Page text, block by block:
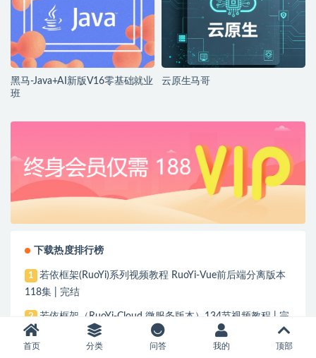
黑马-Java+AI新版V16零基础就业
班
云原生马哥
下载热度排行榜
1
若依框架(RuoYi)系列视频教程 RuoYi-Vue前后端分离版本
118集 | 完结
2
若依框架（RuoYi-Cloud 微服务版本）134节视频教程 | 完
结
首页 分类 问答 我的 顶部